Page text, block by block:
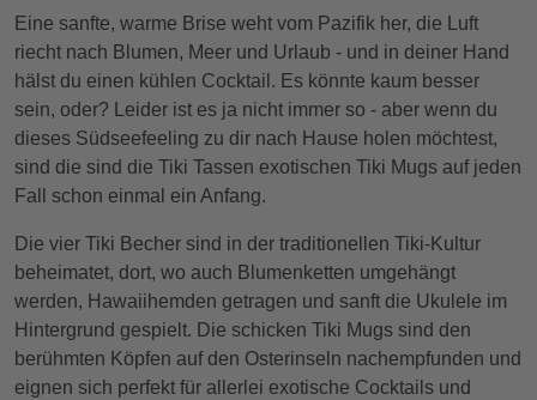
Eine sanfte, warme Brise weht vom Pazifik her, die Luft
riecht nach Blumen, Meer und Urlaub - und in deiner Hand
hälst du einen kühlen Cocktail. Es könnte kaum besser
sein, oder? Leider ist es ja nicht immer so - aber wenn du
dieses Südseefeeling zu dir nach Hause holen möchtest,
sind die sind die Tiki Tassen exotischen Tiki Mugs auf jeden
Fall schon einmal ein Anfang.
Die vier Tiki Becher sind in der traditionellen Tiki-Kultur
beheimatet, dort, wo auch Blumenketten umgehängt
werden, Hawaiihemden getragen und sanft die Ukulele im
Hintergrund gespielt. Die schicken Tiki Mugs sind den
berühmten Köpfen auf den Osterinseln nachempfunden und
eignen sich perfekt für allerlei exotische Cocktails und